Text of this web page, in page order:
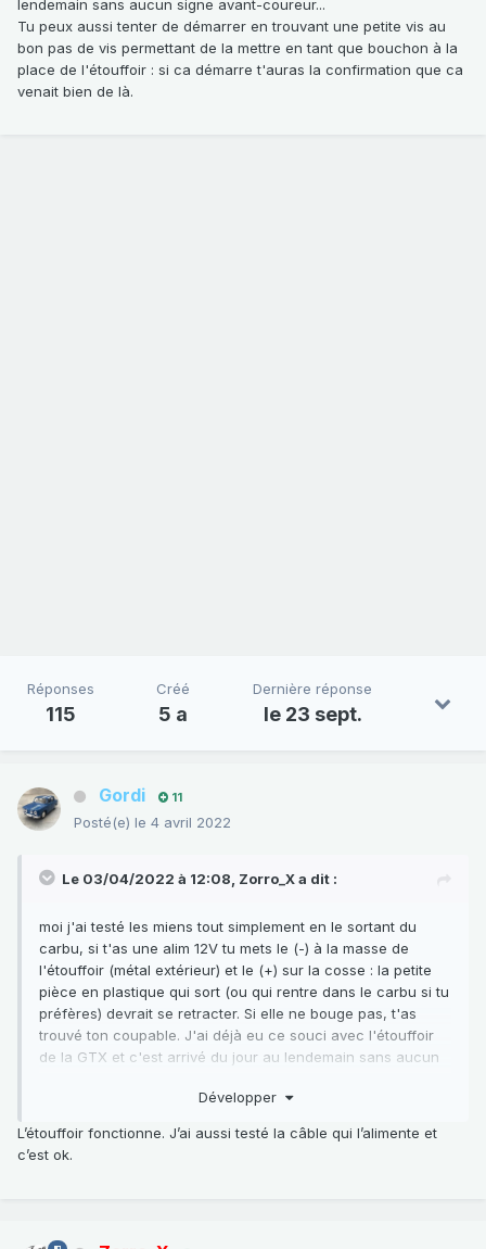
lendemain sans aucun signe avant-coureur...
Tu peux aussi tenter de démarrer en trouvant une petite vis au
bon pas de vis permettant de la mettre en tant que bouchon à la
place de l'étouffoir : si ca démarre t'auras la confirmation que ca
venait bien de là.
Réponses
115
Créé
5 a
Dernière réponse
le 23 sept.
Gordi 11
Posté(e) le 4 avril 2022
Le 03/04/2022 à 12:08, Zorro_Xa dit :
moi j'ai testé les miens tout simplement en le sortant du
carbu, si t'as une alim 12V tu mets le (-) à la masse de
l'étouffoir (métal extérieur) et le (+) sur la cosse : la petite
pièce en plastique qui sort (ou qui rentre dans le carbu si tu
préfères) devrait se retracter. Si elle ne bouge pas, t'as
trouvé ton coupable. J'ai déjà eu ce souci avec l'étouffoir
de la GTX et c'est arrivé du jour au lendemain sans aucun
Tu peux aussi tenter de démarrer en trouvant une petite vis
bouchon à la place de l'étouffoir : si ca démarre t'auras la
confirmation que ca venait bien de là.
Développer
L’étouffoir fonctionne. J’ai aussi testé la câble qui l’alimente et
c’est ok.